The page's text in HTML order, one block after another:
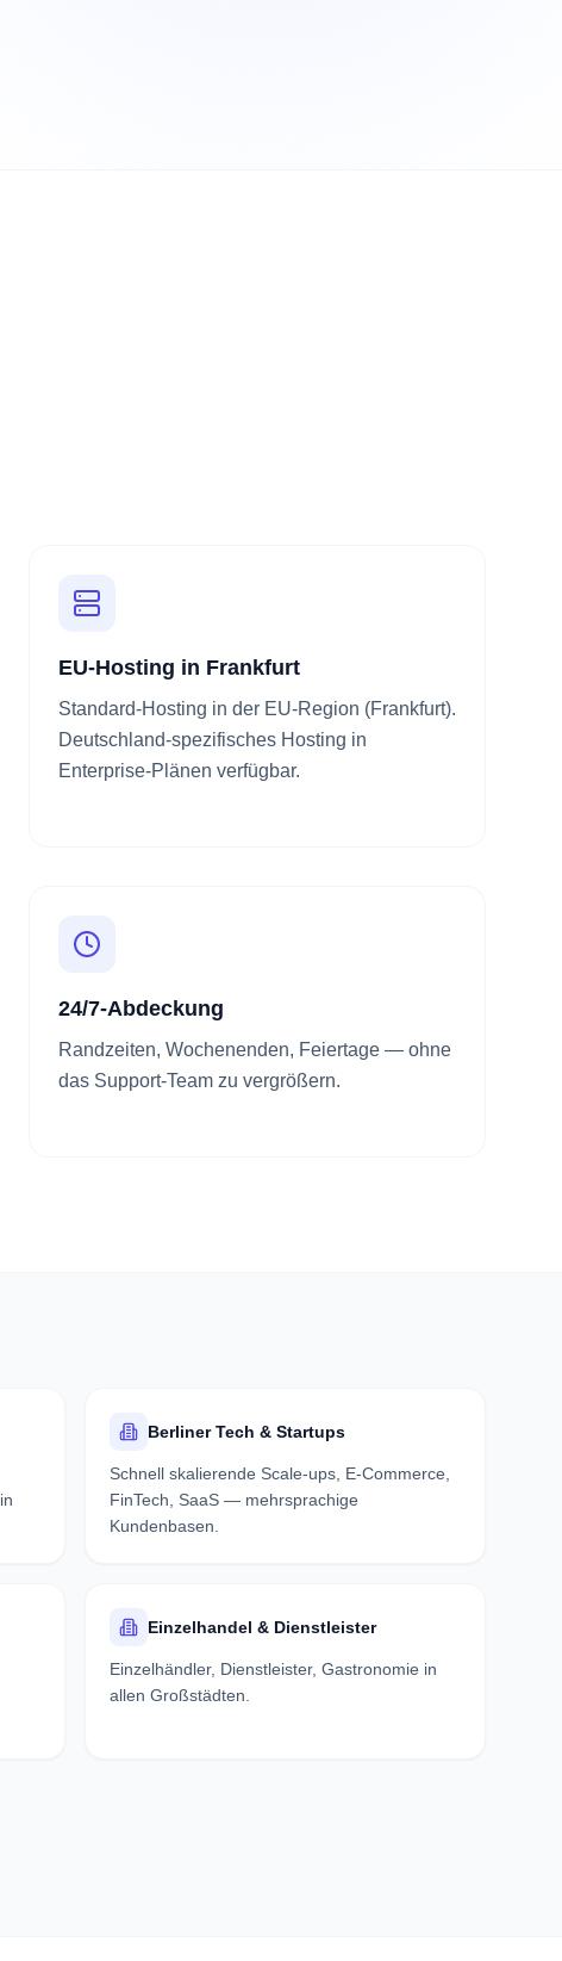
EU-Hosting in Frankfurt
Standard-Hosting in der EU-Region (Frankfurt).
Deutschland-spezifisches Hosting in
Enterprise-Plänen verfügbar.
24/7-Abdeckung
Randzeiten, Wochenenden, Feiertage — ohne
das Support-Team zu vergrößern.
Berliner Tech & Startups
Schnell skalierende Scale-ups, E-Commerce,
FinTech, SaaS — mehrsprachige
Kundenbasen.
Einzelhandel & Dienstleister
Einzelhändler, Dienstleister, Gastronomie in
allen Großstädten.